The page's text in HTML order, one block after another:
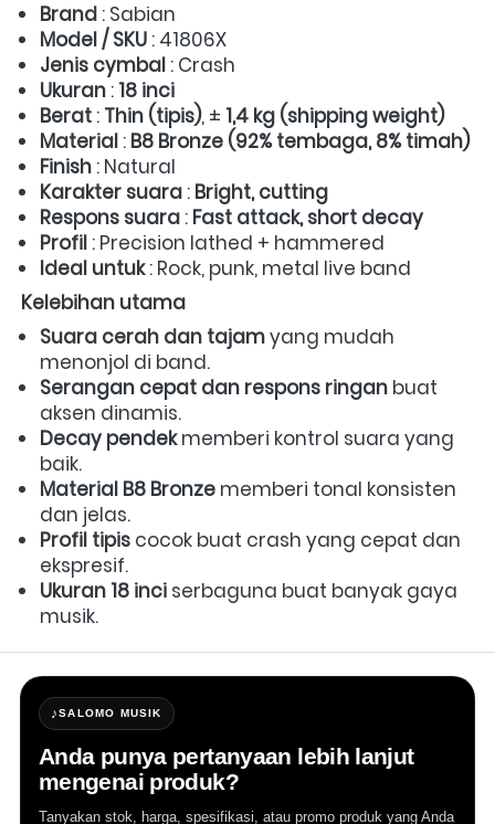
Brand : Sabian
Model / SKU : 41806X
Jenis cymbal : Crash
Ukuran : 18 inci
Berat : Thin (tipis), ± 1,4 kg (shipping weight)
Material : B8 Bronze (92% tembaga, 8% timah)
Finish : Natural
Karakter suara : Bright, cutting
Respons suara : Fast attack, short decay
Profil : Precision lathed + hammered
Ideal untuk : Rock, punk, metal live band
Kelebihan utama
Suara cerah dan tajam yang mudah
menonjol di band.
Serangan cepat dan respons ringan buat
aksen dinamis.
Decay pendek memberi kontrol suara yang
baik.
Material B8 Bronze memberi tonal konsisten
dan jelas.
Profil tipis cocok buat crash yang cepat dan
ekspresif.
Ukuran 18 inci serbaguna buat banyak gaya
musik.
♪SALOMO MUSIK
Anda punya pertanyaan lebih lanjut
mengenai produk?
Tanyakan stok, harga, spesifikasi, atau promo produk yang Anda